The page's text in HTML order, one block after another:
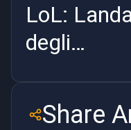
LoL:
degli
Share